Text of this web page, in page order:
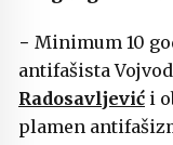
− Minimum 10
antifašista
Radosavljević i
plamen